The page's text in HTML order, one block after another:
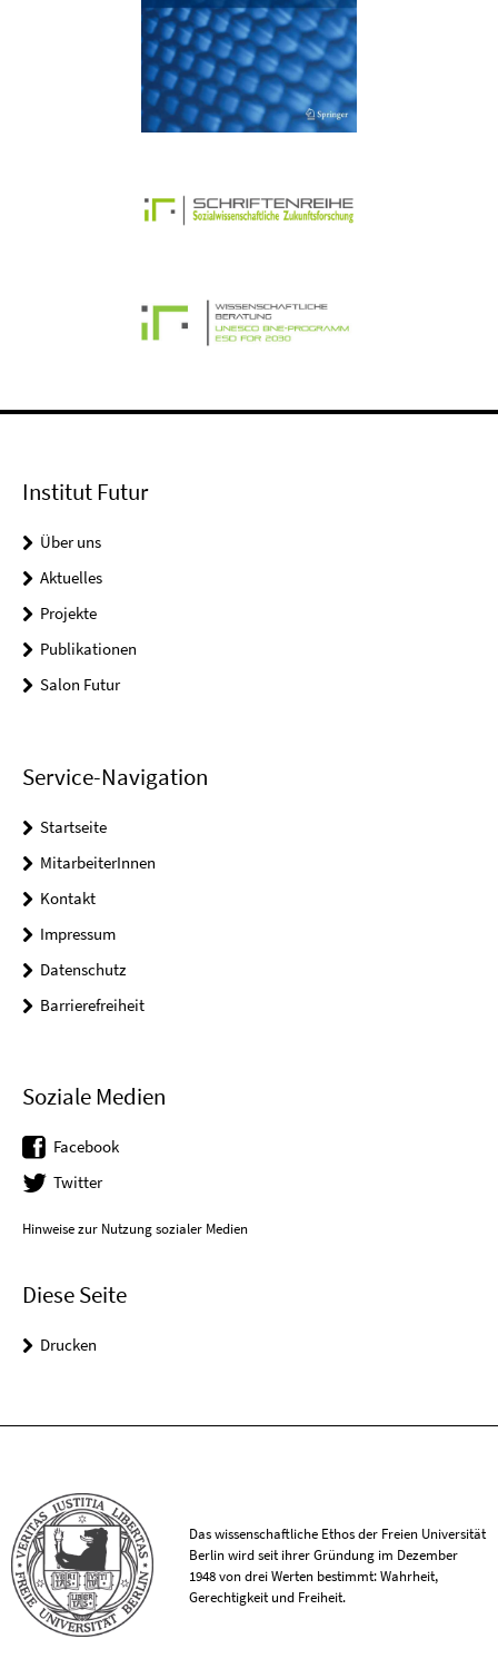
Institut Futur
Über uns
Aktuelles
Projekte
Publikationen
Salon Futur
Service-Navigation
Startseite
MitarbeiterInnen
Kontakt
Impressum
Datenschutz
Barrierefreiheit
Soziale Medien
Facebook
Twitter
Hinweise zur Nutzung sozialer Medien
Diese Seite
Drucken
Das wissenschaftliche Ethos der Freien Universität
Berlin wird seit ihrer Gründung im Dezember
1948 von drei Werten bestimmt: Wahrheit,
Gerechtigkeit und Freiheit.